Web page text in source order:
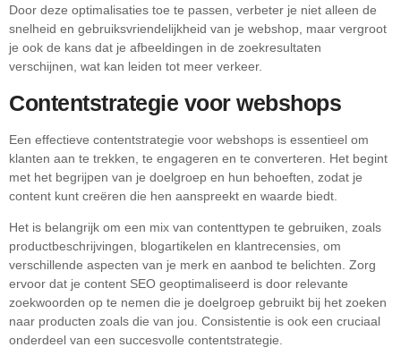
Door deze optimalisaties toe te passen, verbeter je niet alleen de
snelheid en gebruiksvriendelijkheid van je webshop, maar vergroot
je ook de kans dat je afbeeldingen in de zoekresultaten
verschijnen, wat kan leiden tot meer verkeer.
Contentstrategie voor webshops
Een effectieve contentstrategie voor webshops is essentieel om
klanten aan te trekken, te engageren en te converteren. Het begint
met het begrijpen van je doelgroep en hun behoeften, zodat je
content kunt creëren die hen aanspreekt en waarde biedt.
Het is belangrijk om een mix van contenttypen te gebruiken, zoals
productbeschrijvingen, blogartikelen en klantrecensies, om
verschillende aspecten van je merk en aanbod te belichten. Zorg
ervoor dat je content SEO geoptimaliseerd is door relevante
zoekwoorden op te nemen die je doelgroep gebruikt bij het zoeken
naar producten zoals die van jou. Consistentie is ook een cruciaal
onderdeel van een succesvolle contentstrategie.